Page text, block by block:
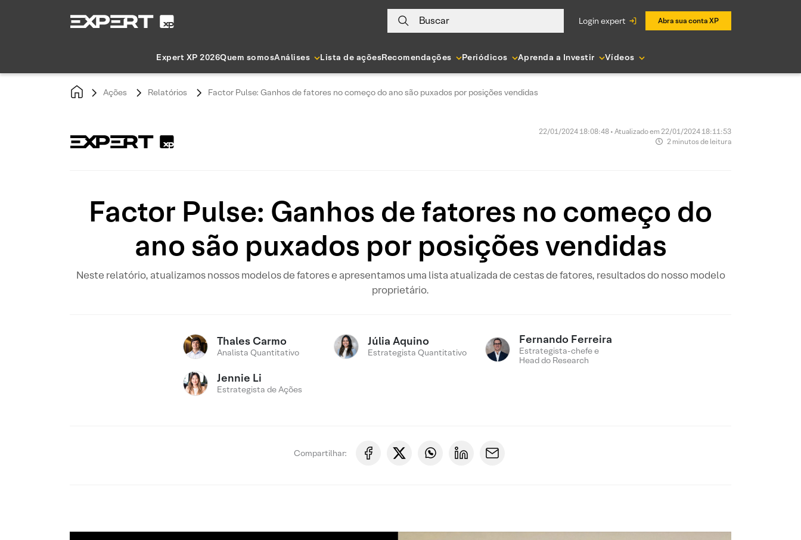
Buscar login expert Abra sua conta XP
Expert XP 2026Quem somosAnálises Lista de açõesRecomendações Periódicos Aprenda a Investir Vídeos
Ações Relatórios Factor Pulse: Ganhos de fatores no começo do ano são puxados por posições vendidas
22/01/2024 18:08:48 • Atualizado em 22/01/2024 18:11:53
2 minutos de leitura
Factor Pulse: Ganhos de fatores no começo do
ano são puxados por posições vendidas
Neste relatório, atualizamos nossos modelos de fatores e apresentamos uma lista atualizada de cestas de fatores, resultados do nosso modelo
proprietário.
Thales Carmo
Analista Quantitativo
Júlia Aquino
Estrategista Quantitativo
Fernando Ferreira
Estrategista-chefe e
Head do Research
Jennie Li
Estrategista de Ações
Compartilhar: